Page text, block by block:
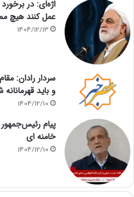
اژه‌ای: در
عمل کنند هیچ
1404/12/13
سردار رادان:
و باید
1404/12/10
پیام
خامنه ای
1404/12/10